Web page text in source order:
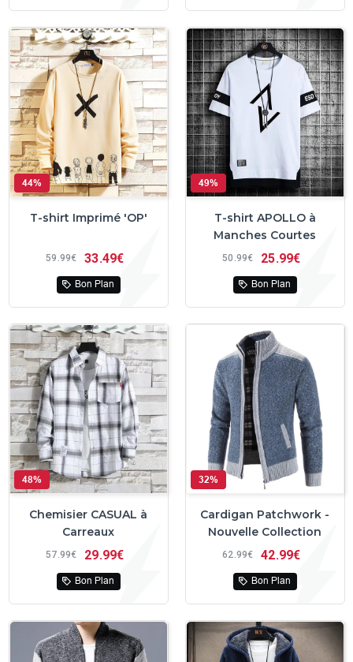
44%
T-shirt Imprimé 'OP'
59 99€ 33 49€
Bon Plan
49%
T-shirt APOLLO à
Manches Courtes
50 99€ 25 99€
Bon Plan
48%
Chemisier CASUAL à
Carreaux
57 99€ 29 99€
Bon Plan
32%
Cardigan Patchwork -
Nouvelle Collection
62 99€ 42 99€
Bon Plan